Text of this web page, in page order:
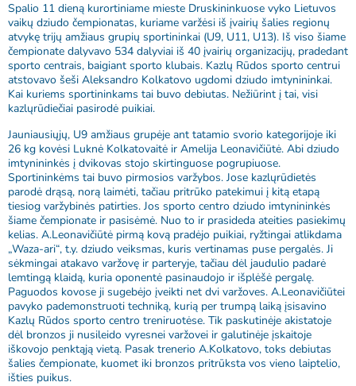
Spalio 11 dieną kurortiniame mieste Druskininkuose vyko Lietuvos
vaikų dziudo čempionatas, kuriame varžėsi iš įvairių šalies regionų
atvykę trijų amžiaus grupių sportininkai (U9, U11, U13). Iš viso šiame
čempionate dalyvavo 534 dalyviai iš 40 įvairių organizacijų, pradedant
sporto centrais, baigiant sporto klubais. Kazlų Rūdos sporto centrui
atstovavo šeši Aleksandro Kolkatovo ugdomi dziudo imtynininkai.
Kai kuriems sportininkams tai buvo debiutas. Nežiūrint į tai, visi
kazlųrūdiečiai pasirodė puikiai.
Jauniausiųjų, U9 amžiaus grupėje ant tatamio svorio kategorijoje iki
26 kg kovėsi Luknė Kolkatovaitė ir Amelija Leonavičiūtė. Abi dziudo
imtynininkės į dvikovas stojo skirtinguose pogrupiuose.
Sportininkėms tai buvo pirmosios varžybos. Jose kazlųrūdietės
parodė drąsą, norą laimėti, tačiau pritrūko patekimui į kitą etapą
tiesiog varžybinės patirties. Jos sporto centro dziudo imtynininkės
šiame čempionate ir pasisėmė. Nuo to ir prasideda ateities pasiekimų
kelias. A.Leonavičiūtė pirmą kovą pradėjo puikiai, ryžtingai atlikdama
„Waza-ari“, t.y. dziudo veiksmas, kuris vertinamas puse pergalės. Ji
sėkmingai atakavo varžovę ir parteryje, tačiau dėl jaudulio padarė
lemtingą klaidą, kuria oponentė pasinaudojo ir išplėšė pergalę.
Paguodos kovose ji sugebėjo įveikti net dvi varžoves. A.Leonavičiūtei
pavyko pademonstruoti techniką, kurią per trumpą laiką įsisavino
Kazlų Rūdos sporto centro treniruotėse. Tik paskutinėje akistatoje
dėl bronzos ji nusileido vyresnei varžovei ir galutinėje įskaitoje
iškovojo penktąją vietą. Pasak trenerio A.Kolkatovo, toks debiutas
šalies čempionate, kuomet iki bronzos pritrūksta vos vieno laiptelio,
išties puikus.